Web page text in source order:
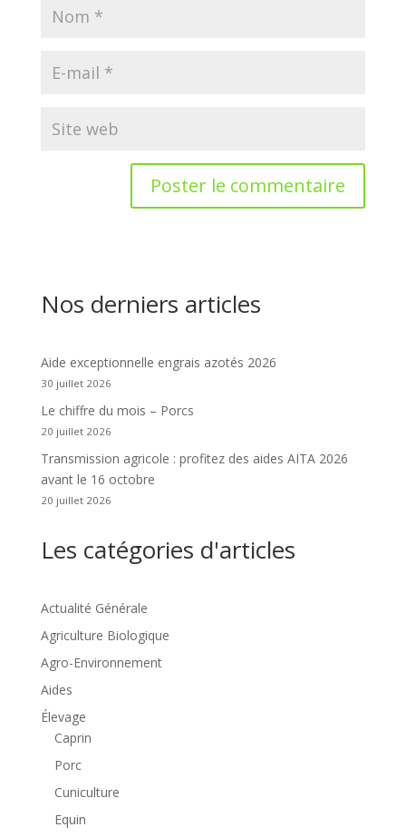
Nos derniers articles
Aide exceptionnelle engrais azotés 2026
30 juillet 2026
Le chiffre du mois – Porcs
20 juillet 2026
Transmission agricole : profitez des aides AITA 2026
avant le 16 octobre
20 juillet 2026
Les catégories d'articles
Actualité Générale
Agriculture Biologique
Agro-Environnement
Aides
Élevage
Caprin
Porc
Cuniculture
Equin